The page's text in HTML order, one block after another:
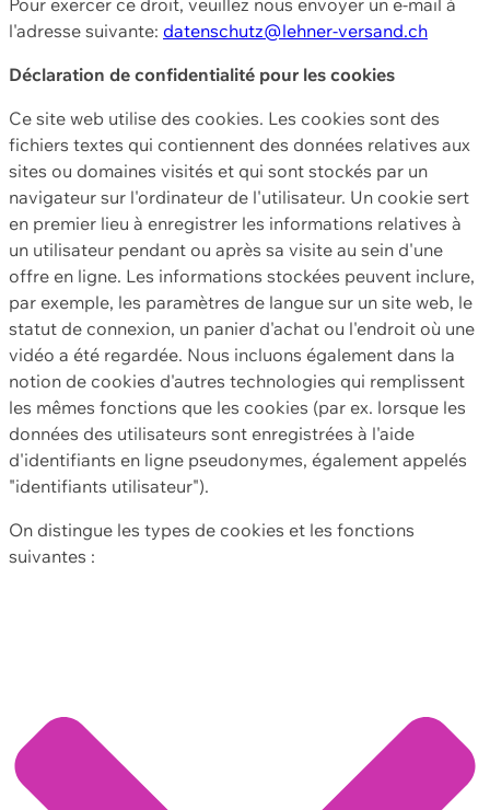
l'adresse suivante: datenschutz@lehner-versand.ch
Déclaration de confidentialité pour les cookies
Ce site web utilise des cookies. Les cookies sont des
fichiers textes qui contiennent des données relatives aux
sites ou domaines visités et qui sont stockés par un
navigateur sur l'ordinateur de l'utilisateur. Un cookie sert
en premier lieu à enregistrer les informations relatives à
un utilisateur pendant ou après sa visite au sein d'une
offre en ligne. Les informations stockées peuvent inclure,
par exemple, les paramètres de langue sur un site web, le
statut de connexion, un panier d'achat ou l'endroit où une
vidéo a été regardée. Nous incluons également dans la
notion de cookies d'autres technologies qui remplissent
les mêmes fonctions que les cookies (par ex. lorsque les
données des utilisateurs sont enregistrées à l'aide
d'identifiants en ligne pseudonymes, également appelés
"identifiants utilisateur").
On distingue les types de cookies et les fonctions
suivantes :